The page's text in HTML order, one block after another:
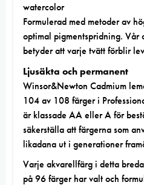
watercolor
Formulerad med metoder av
optimal pigmentspridning. Vår
betyder att varje tvätt förblir
Ljusäkta och permanent
Winsor&Newton Cadmium
104 av 108 färger i
är klassade AA eller A för
säkerställa att färgerna som
likadana ut i generationer
Varje akvarellfärg i detta
på 96 färger har valt och